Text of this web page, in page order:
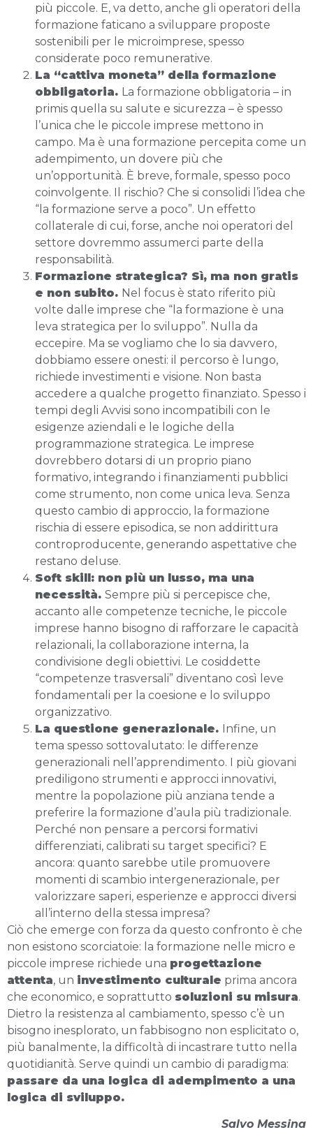
più piccole. E, va detto, anche gli operatori della
formazione faticano a sviluppare proposte
sostenibili per le microimprese, spesso
considerate poco remunerative.
La “cattiva moneta” della formazione
obbligatoria. La formazione obbligatoria – in
primis quella su salute e sicurezza – è spesso
l’unica che le piccole imprese mettono in
campo. Ma è una formazione percepita come un
adempimento, un dovere più che
un’opportunità. È breve, formale, spesso poco
coinvolgente. Il rischio? Che si consolidi l’idea che
“la formazione serve a poco”. Un effetto
collaterale di cui, forse, anche noi operatori del
settore dovremmo assumerci parte della
responsabilità.
Formazione strategica? Sì, ma non gratis
e non subito. Nel focus è stato riferito più
volte dalle imprese che “la formazione è una
leva strategica per lo sviluppo”. Nulla da
eccepire. Ma se vogliamo che lo sia davvero,
dobbiamo essere onesti: il percorso è lungo,
richiede investimenti e visione. Non basta
accedere a qualche progetto finanziato. Spesso i
tempi degli Avvisi sono incompatibili con le
esigenze aziendali e le logiche della
programmazione strategica. Le imprese
dovrebbero dotarsi di un proprio piano
formativo, integrando i finanziamenti pubblici
come strumento, non come unica leva. Senza
questo cambio di approccio, la formazione
rischia di essere episodica, se non addirittura
controproducente, generando aspettative che
restano deluse.
Soft skill: non più un lusso, ma una
necessità. Sempre più si percepisce che,
accanto alle competenze tecniche, le piccole
imprese hanno bisogno di rafforzare le capacità
relazionali, la collaborazione interna, la
condivisione degli obiettivi. Le cosiddette
“competenze trasversali” diventano così leve
fondamentali per la coesione e lo sviluppo
organizzativo.
La questione generazionale. Infine, un
tema spesso sottovalutato: le differenze
generazionali nell’apprendimento. I più giovani
prediligono strumenti e approcci innovativi,
mentre la popolazione più anziana tende a
preferire la formazione d’aula più tradizionale.
Perché non pensare a percorsi formativi
differenziati, calibrati su target specifici? E
ancora: quanto sarebbe utile promuovere
momenti di scambio intergenerazionale, per
valorizzare saperi, esperienze e approcci diversi
all’interno della stessa impresa?
Ciò che emerge con forza da questo confronto è che
non esistono scorciatoie: la formazione nelle micro e
piccole imprese richiede una progettazione
attenta, un investimento culturale prima ancora
che economico, e soprattutto soluzioni su misura.
Dietro la resistenza al cambiamento, spesso c’è un
bisogno inesplorato, un fabbisogno non esplicitato o,
più banalmente, la difficoltà di incastrare tutto nella
quotidianità. Serve quindi un cambio di paradigma:
passare da una logica di adempimento a una
logica di sviluppo.
Salvo Messina